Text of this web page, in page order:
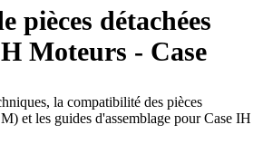
pièces détachées
Moteurs - Case
la compatibilité des pièces
et les guides d'assemblage pour Case IH